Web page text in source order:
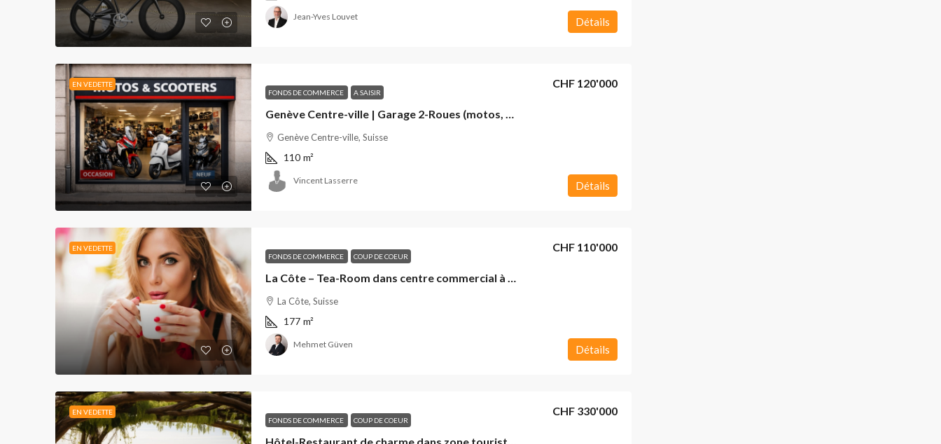
Détails
Jean-Yves Louvet
EN VEDETTE
FONDS DE COMMERCE
A SAISIR
Genève Centre-ville | Garage 2-Roues (motos, scooters) à vendre
CHF 120'000
Genève Centre-ville, Suisse
110 m²
Détails
Vincent Lasserre
EN VEDETTE
FONDS DE COMMERCE
COUP DE COEUR
La Côte – Tea-Room dans centre commercial à vendre
CHF 110'000
La Côte, Suisse
177 m²
Détails
Mehmet Güven
EN VEDETTE
FONDS DE COMMERCE
COUP DE COEUR
CHF 330'000